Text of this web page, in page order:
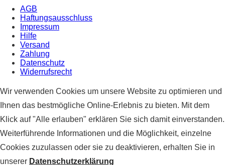
AGB
Haftungsausschluss
Impressum
Hilfe
Versand
Zahlung
Datenschutz
Widerrufsrecht
Wir verwenden Cookies um unsere Website zu optimieren und
Ihnen das bestmögliche Online-Erlebnis zu bieten. Mit dem
Klick auf "Alle erlauben" erklären Sie sich damit einverstanden.
Weiterführende Informationen und die Möglichkeit, einzelne
Cookies zuzulassen oder sie zu deaktivieren, erhalten Sie in
unserer Datenschutzerklärung